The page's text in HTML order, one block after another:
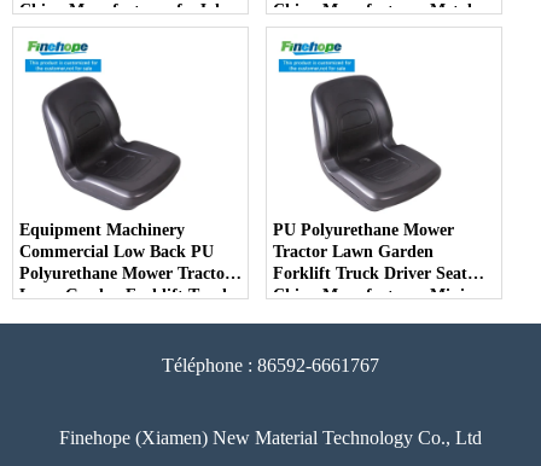
China Manufacturer forJohn
Deere Toro Walker Kubota
Ariens - COPY - 2potpv
China Manufacturer Metal
Steel Truck Decks Ride-on
Fairway - COPY - bqm11k
Equipment Machinery
Commercial Low Back PU
Polyurethane Mower Tractor
Lawn Garden Forklift Truck
PU Polyurethane Mower
Tractor Lawn Garden
Forklift Truck Driver Seat
China Manufacturer Mini
Téléphone : 86592-6661767
Finehope (Xiamen) New Material Technology Co., Ltd